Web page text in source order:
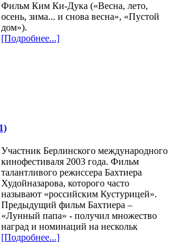
Фильм Ким Ки-Дука («Весна, лето,
осень, зима... и снова весна», «Пустой
дом»).
[Подробнее...]
Участник Берлинского международного
кинофестиваля 2003 года. Фильм
талантливого режиссера Бахтиера
Худойназарова, которого часто
называют «российским Кустурицей».
Предыдущий фильм Бахтиера –
«Лунный папа» - получил множество
наград и номинаций на нескольк
[Подробнее...]